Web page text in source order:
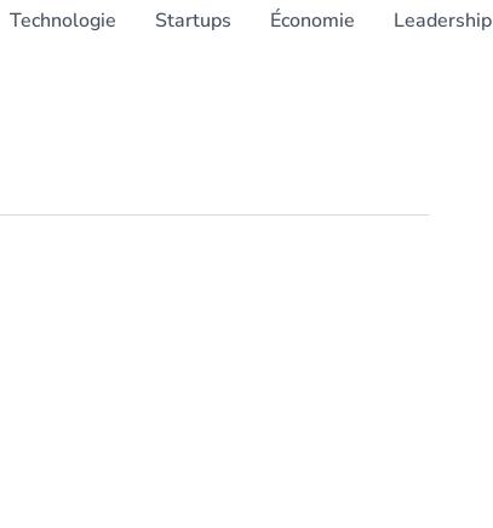
Technologie Startups Économie Leadership